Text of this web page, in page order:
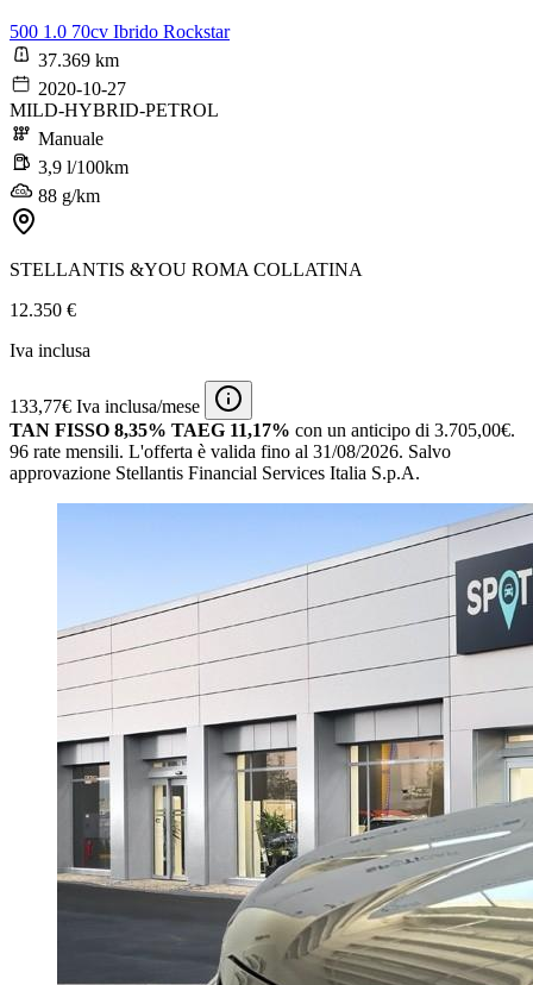
500 1.0 70cv Ibrido Rockstar
37.369 km
2020-10-27
MILD-HYBRID-PETROL
Manuale
3,9 l/100km
88 g/km
STELLANTIS &YOU ROMA COLLATINA
12.350 €
Iva inclusa
133,77€ Iva inclusa/mese
TAN FISSO 8,35% TAEG 11,17% con un anticipo di 3.705,00€.
96 rate mensili. L'offerta è valida fino al 31/08/2026. Salvo
approvazione Stellantis Financial Services Italia S.p.A.